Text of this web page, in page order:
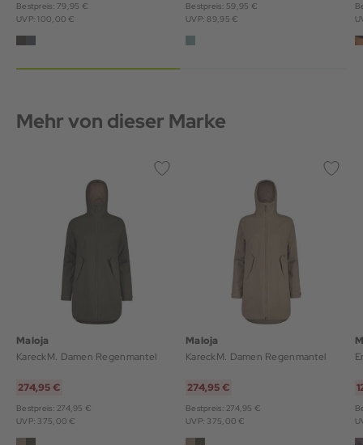
Bestpreis: 79,95 €
UVP: 100,00 €
Bestpreis: 59,95 €
UVP: 89,95 €
Mehr von dieser Marke
Maloja
KareckM. Damen Regenmantel
274,95 €
Bestpreis: 274,95 €
UVP: 375,00 €
Maloja
KareckM. Damen Regenmantel
274,95 €
Bestpreis: 274,95 €
UVP: 375,00 €